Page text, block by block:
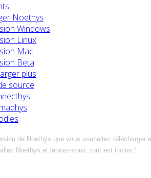
Noethys
Windows
Linux
Mac
Beta
plus
source
de Noethys que vous souhaitez télécharger
Noethys et lancez-vous, tout est inclus !